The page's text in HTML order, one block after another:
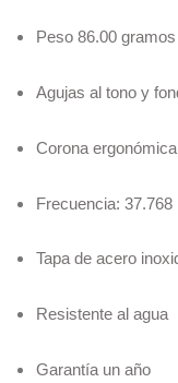
Peso 86.00
Agujas al tono y
Corona ergonómica
Frecuencia: 37.768
Tapa de acero
Resistente al agua
Garantía un año